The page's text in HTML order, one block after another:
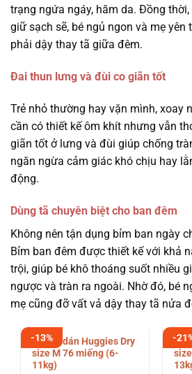
trạng ngứa ngáy, hăm da. Đồng
giữ sạch sẽ, bé ngủ ngon và mẹ yên
phải dậy thay tã giữa đêm.
Đai thun lưng và đùi co giãn tốt
Trẻ nhỏ thường hay vặn mình, xoay
cần có thiết kế ôm khít nhưng vẫn
giãn tốt ở lưng và đùi giúp chống
ngăn ngừa cảm giác khó chịu hay
động.
Dùng tã chuyên biệt cho ban đêm
Không nên tận dụng bỉm ban ngày
Bỉm ban đêm được thiết kế với khả
trội, giúp bé khô thoáng suốt nhiều
ngược và tràn ra ngoài. Nhờ đó, bé
mẹ cũng đỡ vất vả dậy thay tã nửa
-13%
Bỉm tã dán Huggies Dry
size M 76 miếng (6-
11kg)
-